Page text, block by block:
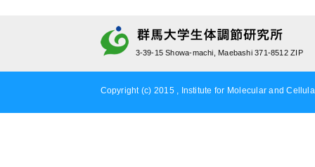
3-39-15 Showa-machi, Maebashi 371-8512 ZIP
Copyright (c) 2015 , Institute for Molecular and